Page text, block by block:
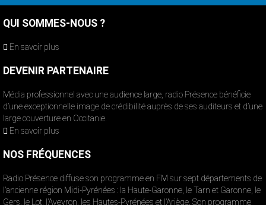
QUI SOMMES-NOUS ?
En savoir plus
DEVENIR PARTENAIRE
Média professionnel avec une audience large, radio Présence bénéficie
d’une exceptionnelle image de crédibilité auprès de ses auditeurs et d’une
large couverture en Occitanie.
En savoir plus
NOS FRÉQUENCES
Radio Présence diffuse son programme en FM sur sept départements de
l’ancienne région Midi-Pyrénées : la Haute-Garonne, le Tarn et Garonne, le
Gers, le Lot, l’Aveyron, les Hautes-Pyrénées et l’Ariège. Son programme